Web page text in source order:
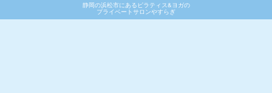
静岡の浜松市にあるピラティス&ヨガの
プライベートサロンやすらぎ